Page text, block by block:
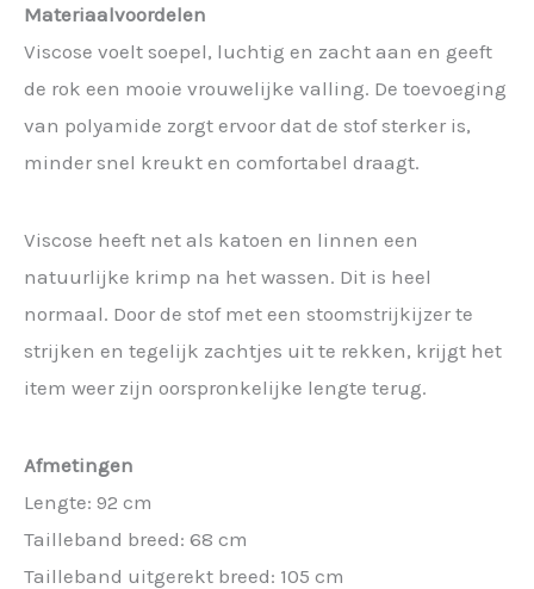
Materiaalvoordelen
Viscose voelt soepel, luchtig en zacht aan en geeft
de rok een mooie vrouwelijke valling. De toevoeging
van polyamide zorgt ervoor dat de stof sterker is,
minder snel kreukt en comfortabel draagt.
Viscose heeft net als katoen en linnen een
natuurlijke krimp na het wassen. Dit is heel
normaal. Door de stof met een stoomstrijkijzer te
strijken en tegelijk zachtjes uit te rekken, krijgt het
item weer zijn oorspronkelijke lengte terug.
Afmetingen
Lengte: 92 cm
Tailleband breed: 68 cm
Tailleband uitgerekt breed: 105 cm